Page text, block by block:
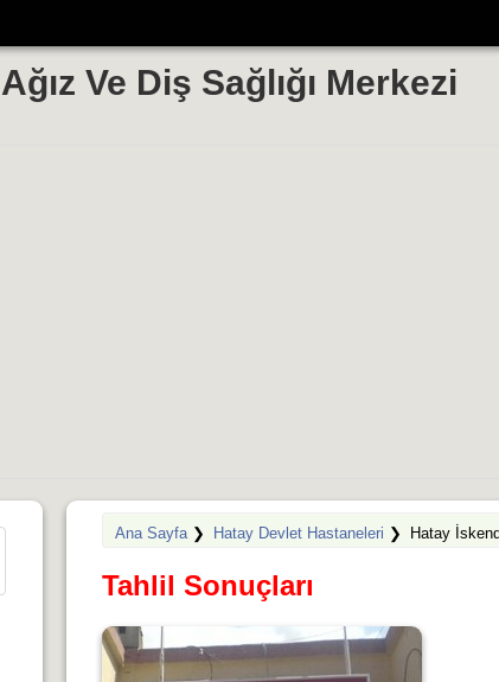
Ve Diş Sağlığı Merkezi
Ana Sayfa❯ Hatay Devlet Hastaneleri ❯ Hatay
Tahlil Sonuçları